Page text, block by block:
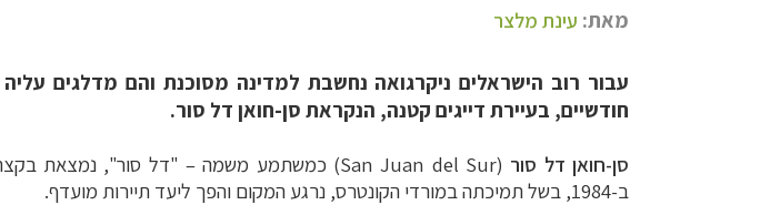
מאת: עינת מלצר
עבור רוב הישראלים ניקרגואה נחשבת למדינה מסוכנת והם מדלגים
חודשיים, בעיירת דייגים קטנה, הנקראת סן-חואן דל סור.
סן-חואן דל סור (San Juan del Sur) כמשתמע משמה – "דל סור", נמצאת
ב-1984, בשל תמיכתה במורדי הקונטרס, נרגע המקום והפך ליעד תיירות מועדף.